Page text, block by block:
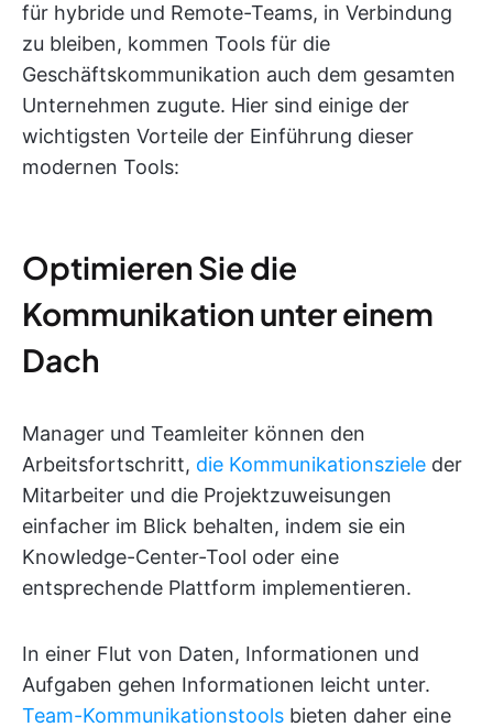
für hybride und Remote-Teams, in Verbindung
zu bleiben, kommen Tools für die
Geschäftskommunikation auch dem gesamten
Unternehmen zugute. Hier sind einige der
wichtigsten Vorteile der Einführung dieser
modernen Tools:
Optimieren Sie die
Kommunikation unter einem
Dach
Manager und Teamleiter können den
Arbeitsfortschritt, die Kommunikationsziele der
Mitarbeiter und die Projektzuweisungen
einfacher im Blick behalten, indem sie ein
Knowledge-Center-Tool oder eine
entsprechende Plattform implementieren.
In einer Flut von Daten, Informationen und
Aufgaben gehen Informationen leicht unter.
Team-Kommunikationstools bieten daher eine